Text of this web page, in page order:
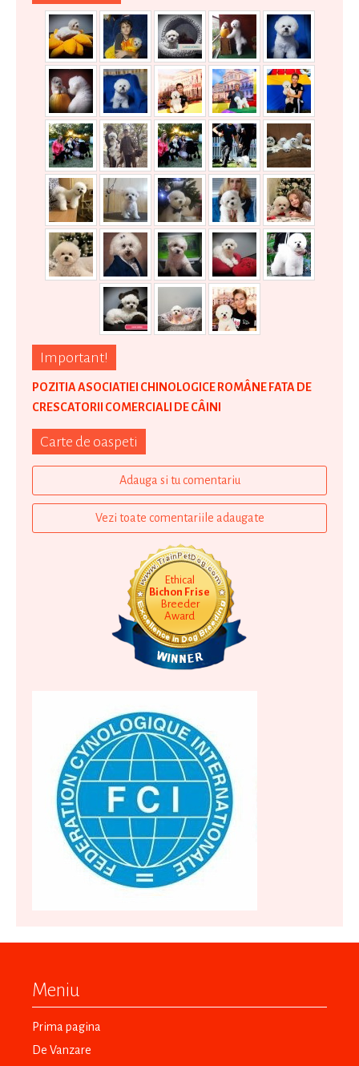
Important!
POZITIA ASOCIATIEI CHINOLOGICE ROMÂNE FATA DE
CRESCATORII COMERCIALI DE CÂINI
Carte de oaspeti
Adauga si tu comentariu
Vezi toate comentariile adaugate
Ethical
Bichon Frise
Breeder
Award
Meniu
Prima pagina
De Vanzare